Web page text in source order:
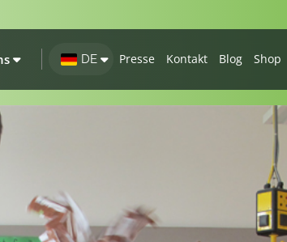
DE Presse Kontakt Blog Shop